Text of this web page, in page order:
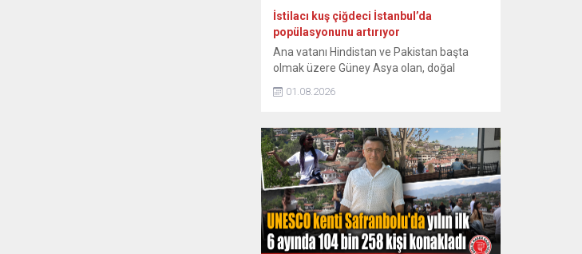
İstilacı kuş çiğdeci İstanbul’da
popülasyonunu artırıyor
Ana vatanı Hindistan ve Pakistan başta
olmak üzere Güney Asya olan, doğal
bölgelerine de uzanan istilacı kuş türü
İstanbul’da yaşam alanını genişletiyor.
Sığırcıkgiller familyasından, kahverengi
tüylü, sarı bacaklı olan ve göz çevresinde
sarı çıplak deri bulunan çiğdeci, zeki bir kuş
türü...
01.08.2026